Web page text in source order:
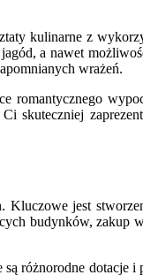
kulinarne z
a nawet
wrażeń.
Kluczowe jest
budynków, zakup
różnorodne